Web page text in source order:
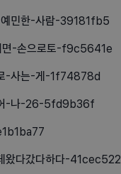
예민한-사람-39181fb5
-손으로토-f9c5641e
-사는-게-1f74878d
어-나-26-5fd9b36f
왔다갔다하다-41cec522